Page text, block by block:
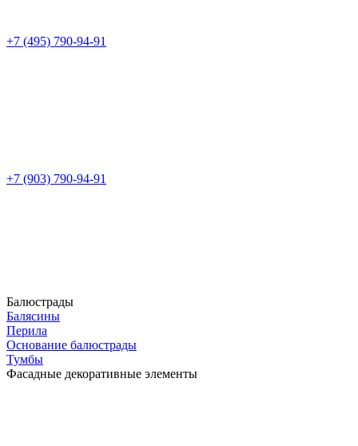
+7 (495) 790-94-91
+7 (903) 790-94-91
Балюстрады
Балясины
Перила
Основание балюстрады
Тумбы
Фасадные декоративные элементы